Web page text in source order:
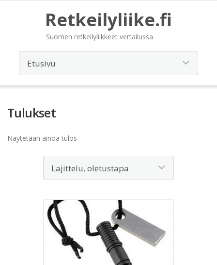
Retkeilyliike.fi
Suomen retkeilyliikkeet vertailussa
Tulukset
Näytetään ainoa tulos